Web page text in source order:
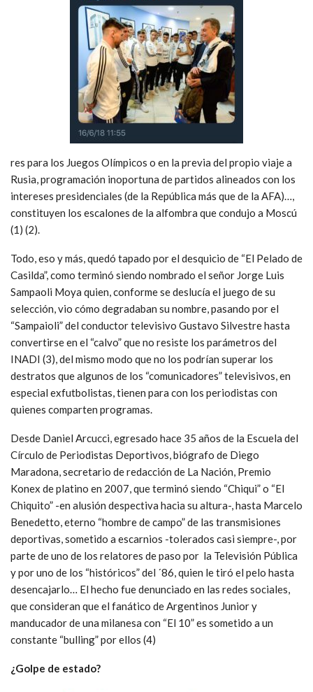
res para los Juegos Olímpicos o en la previa del propio viaje a
Rusia, programación inoportuna de partidos alineados con los
intereses presidenciales (de la República más que de la AFA)…,
constituyen los escalones de la alfombra que condujo a Moscú
(1) (2).
Todo, eso y más, quedó tapado por el desquicio de “El Pelado de
Casilda”, como terminó siendo nombrado el señor Jorge Luis
Sampaoli Moya quien, conforme se deslucía el juego de su
selección, vio cómo degradaban su nombre, pasando por el
“Sampaioli” del conductor televisivo Gustavo Silvestre hasta
convertirse en el “calvo” que no resiste los parámetros del
INADI (3), del mismo modo que no los podrían superar los
destratos que algunos de los “comunicadores” televisivos, en
especial exfutbolistas, tienen para con los periodistas con
quienes comparten programas.
Desde Daniel Arcucci, egresado hace 35 años de la Escuela del
Círculo de Periodistas Deportivos, biógrafo de Diego
Maradona, secretario de redacción de La Nación, Premio
Konex de platino en 2007, que terminó siendo “Chiqui” o “El
Chiquito”​ -en alusión despectiva hacia su altura-, hasta Marcelo
Benedetto, eterno “hombre de campo” de las transmisiones
deportivas, sometido a escarnios -tolerados casi siempre-, por
parte de uno de los relatores de paso por la Televisión Pública
y por uno de los “históricos” del ´86, quien le tiró el pelo hasta
desencajarlo… El hecho fue denunciado en las redes sociales,
que consideran que el fanático de Argentinos Junior y
manducador de una milanesa con “El 10” es sometido a un
constante “bulling” por ellos (4)
¿Golpe de estado?